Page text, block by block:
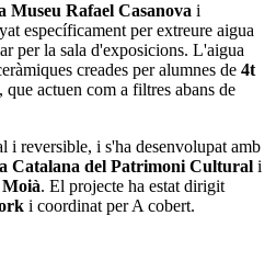
Museu Rafael Casanova i
específicament per extreure aigua
per la sala d'exposicions. L'aigua
creades per alumnes de 4t
, que actuen com a filtres abans de
i reversible, i s'ha desenvolupat amb
Catalana del Patrimoni Cultural i
. El projecte ha estat dirigit
i coordinat per A cobert.